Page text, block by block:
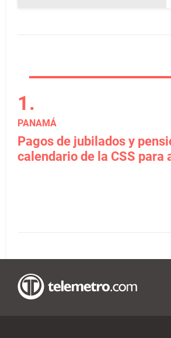
PANAMÁ
Pagos de jubilados y
calendario de la CSS para